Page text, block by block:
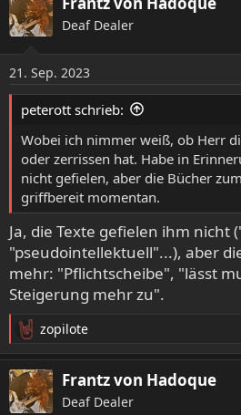
k
t
n
e
n
Deaf Dealer
21. Sep. 2023
peterott schrieb:
Wobei ich nimmer weiß, ob Herr
oder zerrissen hat. Habe in
nicht gefielen, aber die Bücher
griffbereit momentan.
Ja, die Texte gefielen ihm nicht
"pseudointellektuell"...), aber
mehr: "Pflichtscheibe", "lässt
Steigerung mehr zu".
R
e
a
k
t
zopilote
Frantz von Hadoque
Deaf Dealer